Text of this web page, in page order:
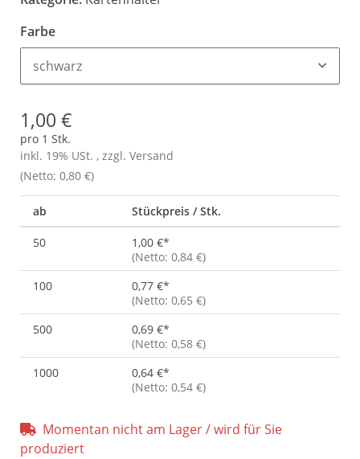
Farbe
schwarz
1,00 €
pro 1 Stk.
inkl. 19% USt. , zzgl. Versand
(Netto: 0,80 €)
ab Stückpreis / Stk.
50 1,00 €*
(Netto: 0,84 €)
100
0,77 €*
(Netto: 0,65 €)
500
0,69 €*
(Netto: 0,58 €)
1000
0,64 €*
(Netto: 0,54 €)
Momentan nicht am Lager / wird für Sie
produziert